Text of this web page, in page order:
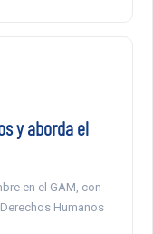
y aborda el
en el GAM, con
Humanos